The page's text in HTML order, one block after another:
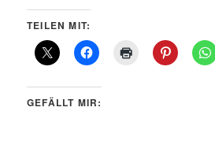
TEILEN MIT:
GEFÄLLT MIR: